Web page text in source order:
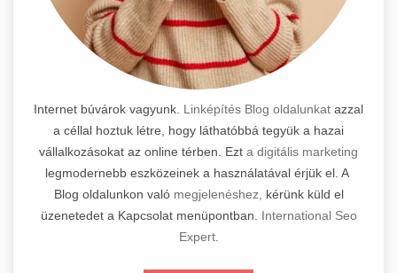
Internet búvárok vagyunk. Linképítés Blog oldalunkat azzal
a céllal hoztuk létre, hogy láthatóbbá tegyük a hazai
vállalkozásokat az online térben. Ezt a digitális marketing
legmodernebb eszközeinek a használatával érjük el. A
Blog oldalunkon való megjelenéshez,
kérünk küld el
üzenetedet a Kapcsolat menüpontban. International Seo
Expert.